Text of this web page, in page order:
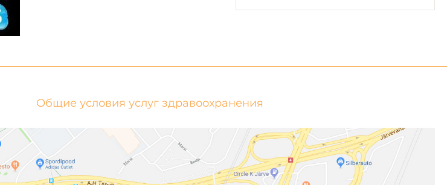
Общие условия услуг здравоохранения